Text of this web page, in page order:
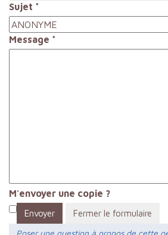
Sujet *
Message *
M'envoyer une copie ?
Envoyer
Fermer le formulaire
Poser une question à propos de cette